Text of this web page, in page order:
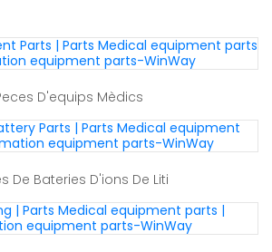
D'equips Mèdics
De Bateries D'ions De Liti